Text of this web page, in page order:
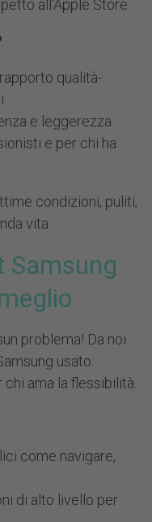
all'Apple Store.
qualità-
e leggerezza
e per chi ha
condizioni, puliti,
vita.
Samsung
problema! Da noi
usato:
ama la flessibilità.
come navigare,
di alto livello per